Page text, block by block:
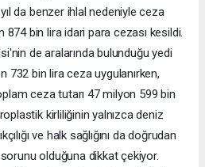
yıl da benzer ihlal nedeniyle ceza
bin lira idari para cezası kesildi.
de aralarında bulunduğu yedi
bin lira ceza uygulanırken,
ceza tutarı 47 milyon 599 bin
kirliliğinin yalnızca deniz
ve halk sağlığını da doğrudan
olduğuna dikkat çekiyor.